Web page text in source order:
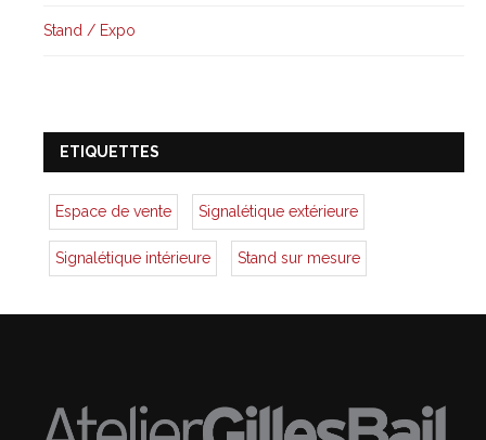
Stand / Expo
ETIQUETTES
Espace de vente Signalétique extérieure
Signalétique intérieure Stand sur mesure